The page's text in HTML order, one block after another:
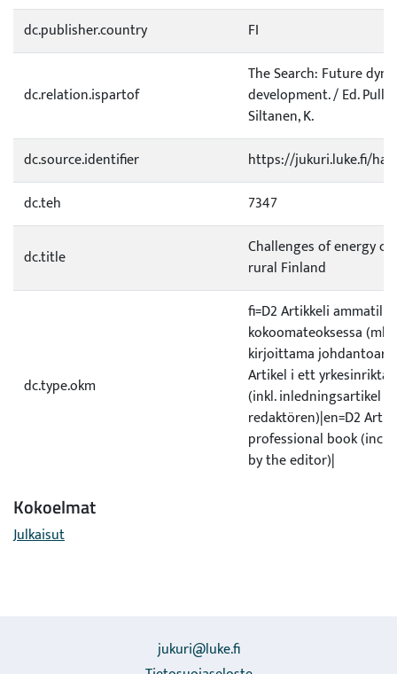
dc.publisher.country
FI
dc.relation.ispartof
The Search: Future
development. / Ed.
Siltanen, K.
dc.source.identifier
https://jukuri.luke.fi/
dc.teh
7347
dc.title
Challenges of energy
rural Finland
dc.type.okm
fi=D2 Artikkeli
kokoomateoksessa
kirjoittama
Artikel i ett
(inkl. inledningsartikel
redaktören)|en=D2
professional book
by the editor)|
Kokoelmat
Julkaisut
jukuri@luke.fi